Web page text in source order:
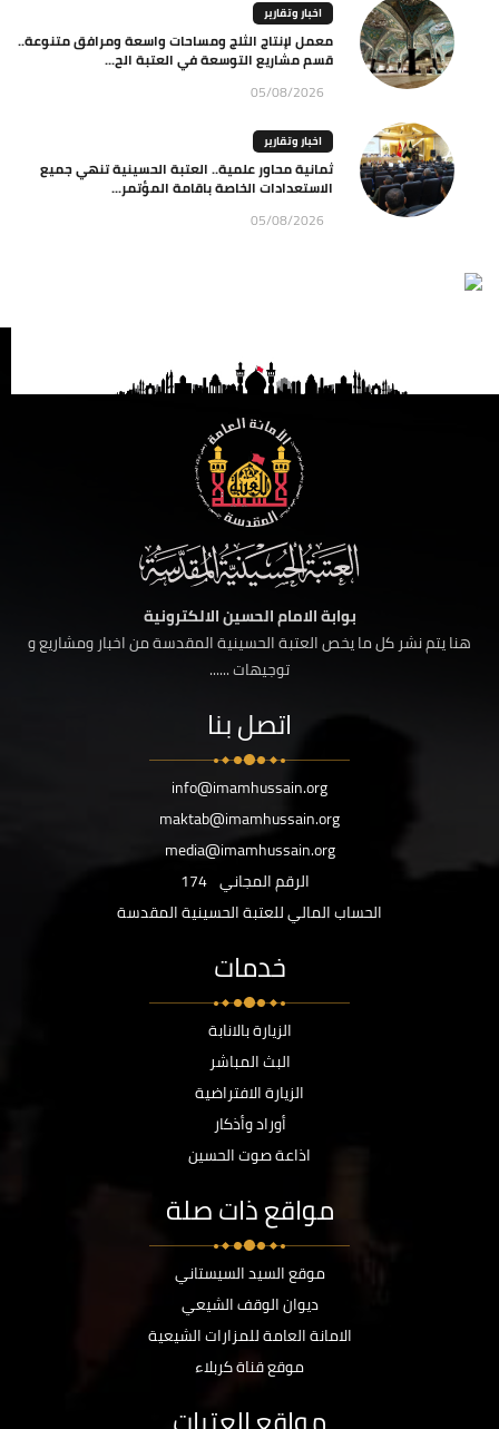
اخبار وتقارير
معمل لإنتاج الثلج ومساحات واسعة ومرافق متنوعة..
قسم مشاريع التوسعة في العتبة الح...
05/08/2026
اخبار وتقارير
ثمانية محاور علمية.. العتبة الحسينية تنهي جميع
الاستعدادات الخاصة باقامة المؤتمر...
05/08/2026
بوابة الامام الحسين الالكترونية
هنا يتم نشر كل ما يخص العتبة الحسينية المقدسة من اخبار ومشاريع و
توجيهات ......
اتصل بنا
info@imamhussain.org
maktab@imamhussain.org
media@imamhussain.org
الرقم المجاني 174
الحساب المالي للعتبة الحسينية المقدسة
خدمات
الزيارة بالانابة
البث المباشر
الزيارة الافتراضية
أوراد وأذكار
اذاعة صوت الحسين
مواقع ذات صلة
موقع السيد السيستاني
ديوان الوقف الشيعي
الامانة العامة للمزارات الشيعية
موقع قناة كربلاء